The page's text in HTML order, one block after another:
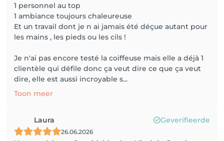
1 personnel au top
1 ambiance toujours chaleureuse
Et un travail dont je n ai jamais été déçue autant pour
les mains , les pieds ou les cils !
Je n'ai pas encore testé la coiffeuse mais elle a déjà 1
clientèle qui défile donc ça veut dire ce que ça veut
dire, elle est aussi incroyable s...
Toon meer
Laura Geverifieerde
26.06.2026